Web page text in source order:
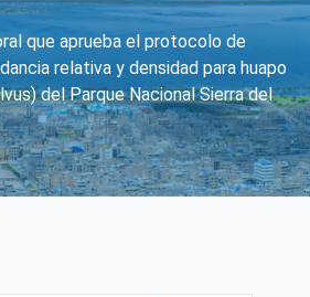
de ayuda a la
que aprueba el protocolo de
relativa y densidad para huapo
del Parque Nacional Sierra del